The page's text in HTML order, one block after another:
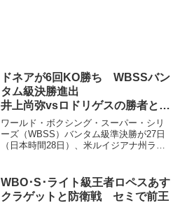
ドネアが6回KO勝ち WBSSバン
タム級決勝進出
井上尚弥vsロドリゲスの勝者とフ
ァイナル
ワールド・ボクシング・スーパー・シリ
ーズ（WBSS）バンタム級準決勝が27日
（日本時間28日）、米ルイジアナ州ラフ
フォン・ヤング（米）に6回2分37秒KO勝
ちした。...
WBO･S･ライト級王者ロペスあす
クラゲットと防衛戦 セミで前王